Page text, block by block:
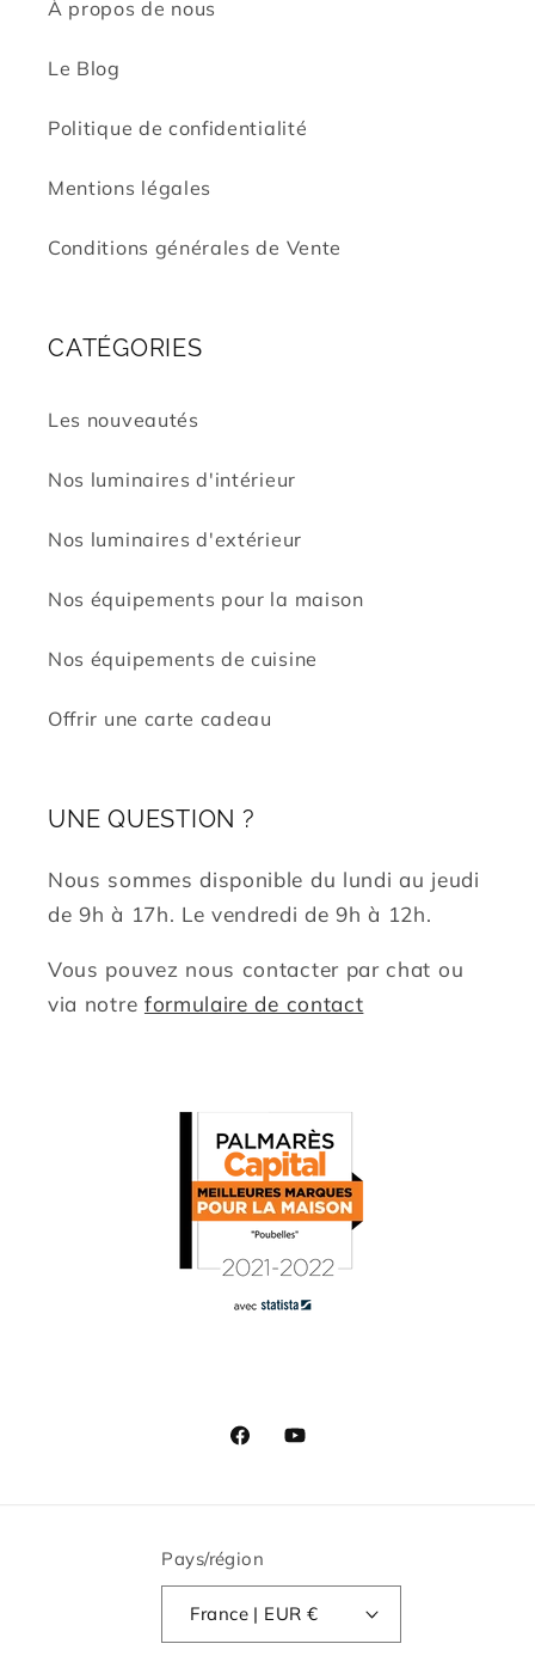
À propos de nous
Le Blog
Politique de confidentialité
Mentions légales
Conditions générales de Vente
CATÉGORIES
Les nouveautés
Nos luminaires d'intérieur
Nos luminaires d'extérieur
Nos équipements pour la maison
Nos équipements de cuisine
Offrir une carte cadeau
UNE QUESTION ?
Nous sommes disponible du lundi au jeudi
de 9h à 17h. Le vendredi de 9h à 12h.
Vous pouvez nous contacter par chat ou
via notre formulaire de contact
FacebookYouTube
Pays/région
France | EUR €